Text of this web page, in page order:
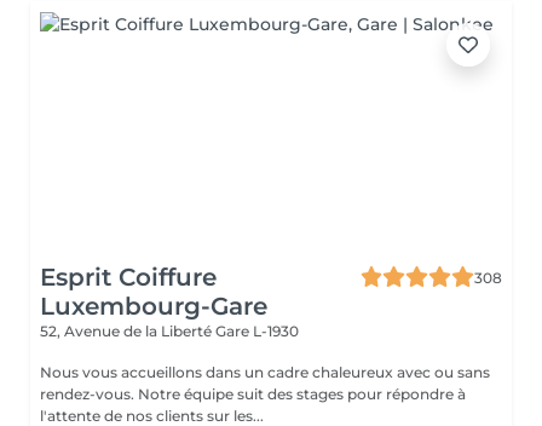
Esprit Coiffure
Luxembourg-Gare
308
52, Avenue de la Liberté Gare L-1930
Nous vous accueillons dans un cadre chaleureux avec ou sans
rendez-vous. Notre équipe suit des stages pour répondre à
l'attente de nos clients sur les...